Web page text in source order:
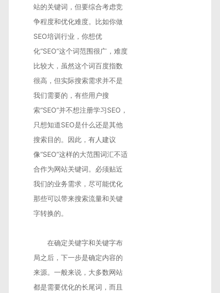
站的关键词，但要综合考虑竞
争程度和优化难度。比如你做
SEO培训行业，你想优
化“SEO”这个词范围很广，难度
比较大，虽然这个词百度指数
很高，但实际搜索需求并不是
我们需要的，有些用户搜
索“SEO”并不想注册学习SEO，
只想知道SEO是什么还是其他
搜索目的。因此，有人建议
像“SEO”这样的大范围词汇不适
合作为网站关键词。必须贴近
我们的业务需求，尽可能优化
那些可以带来搜索流量和关键
字转换的。
在确定关键字和关键字布
局之后，下一步是确定内容的
来源。一般来说，大多数网站
都是需要优化的长尾词，而且